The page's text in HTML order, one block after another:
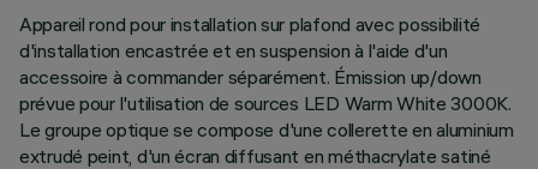
Appareil rond pour installation sur plafond avec possibilité
d'installation encastrée et en suspension à l'aide d'un
accessoire à commander séparément. Émission up/down
prévue pour l'utilisation de sources LED Warm White 3000K.
Le groupe optique se compose d'une collerette en aluminium
extrudé peint, d'un écran diffusant en méthacrylate satiné